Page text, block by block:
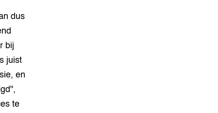
dus
bij
juist
en
te